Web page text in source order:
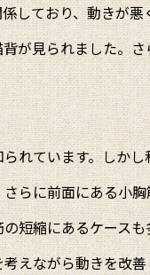
しており、動きが
が見られました。
れています。しか
らに前面にある小
短縮にあるケース
えながら動きを改